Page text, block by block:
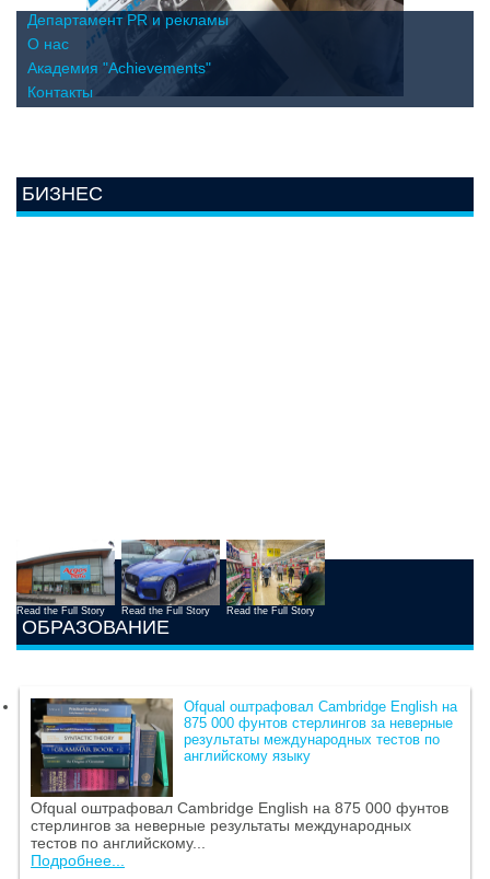
Департамент PR и рекламы
О нас
Академия "Achievements"
Контакты
БИЗНЕС
Read the Full Story Read the Full Story Read the Full Story
ОБРАЗОВАНИЕ
Ofqual оштрафовал Cambridge English на
875 000 фунтов стерлингов за неверные
результаты международных тестов по
английскому языку
Ofqual оштрафовал Cambridge English на 875 000 фунтов
стерлингов за неверные результаты международных
тестов по английскому...
Подробнее...